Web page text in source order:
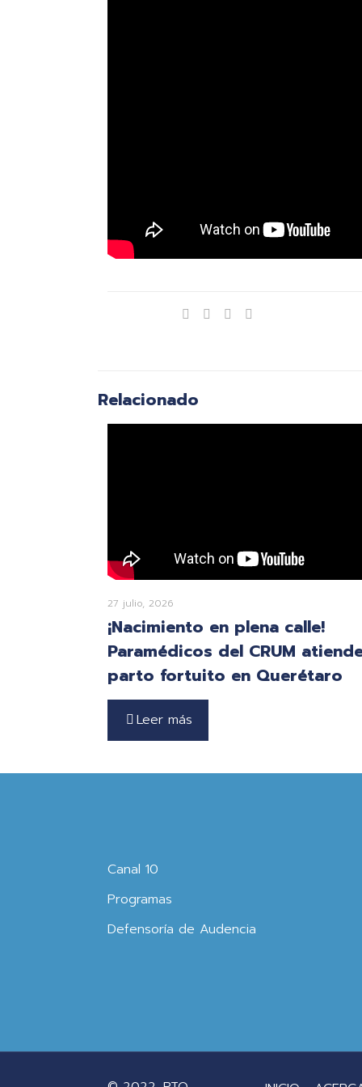
Relacionado
27 julio, 2026
¡Nacimiento en plena calle!
Paramédicos del CRUM
parto fortuito en Querétaro
Leer más
Canal 10
Programas
Defensoría de Audencia